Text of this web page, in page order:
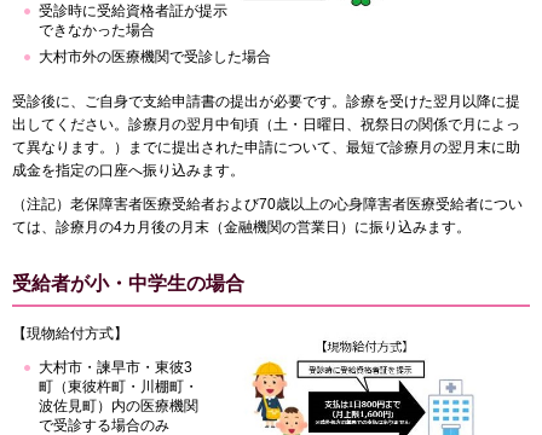
受診時に受給資格者証が提示
できなかった場合
大村市外の医療機関で受診した場合
受診後に、ご自身で支給申請書の提出が必要です。診療を受けた翌月以降に提
出してください。診療月の翌月中旬頃（土・日曜日、祝祭日の関係で月によっ
て異なります。）までに提出された申請について、最短で診療月の翌月末に助
成金を指定の口座へ振り込みます。
（注記）老保障害者医療受給者および70歳以上の心身障害者医療受給者につい
ては、診療月の4カ月後の月末（金融機関の営業日）に振り込みます。
受給者が小・中学生の場合
【現物給付方式】
大村市・諫早市・東彼3
町（東彼杵町・川棚町・
波佐見町）内の医療機関
で受診する場合のみ